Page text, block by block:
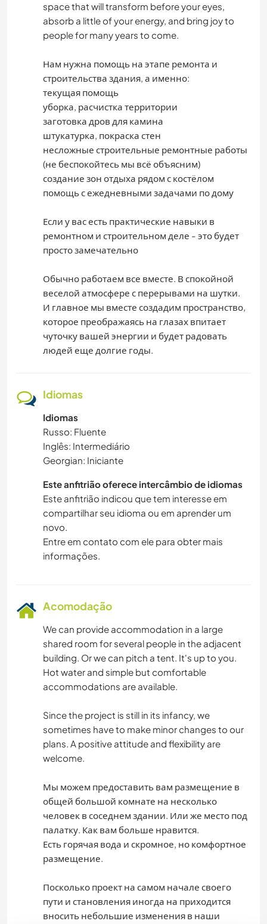
space that will transform before your eyes,
absorb a little of your energy, and bring joy to
people for many years to come.
Нам нужна помощь на этапе ремонта и
строительства здания, а именно:
текущая помощь
уборка, расчистка территории
заготовка дров для камина
штукатурка, покраска стен
несложные строительные ремонтные работы
(не беспокойтесь мы всё объясним)
создание зон отдыха рядом с костёлом
помощь с ежедневными задачами по дому
Если у вас есть практические навыки в
ремонтном и строительном деле - это будет
просто замечательно
Обычно работаем все вместе. В спокойной
веселой атмосфере с перерывами на шутки.
И главное мы вместе создадим пространство,
которое преображаясь на глазах впитает
чуточку вашей энергии и будет радовать
людей еще долгие годы.
Idiomas
Idiomas
Russo: Fluente
Inglês: Intermediário
Georgian: Iniciante
Este anfitrião oferece intercâmbio de idiomas
Este anfitrião indicou que tem interesse em
compartilhar seu idioma ou em aprender um
novo.
Entre em contato com ele para obter mais
informações.
Acomodação
We can provide accommodation in a large
shared room for several people in the adjacent
building. Or we can pitch a tent. It's up to you.
Hot water and simple but comfortable
accommodations are available.
Since the project is still in its infancy, we
sometimes have to make minor changes to our
plans. A positive attitude and flexibility are
welcome.
Мы можем предоставить вам размещение в
общей большой комнате на несколько
человек в соседнем здании. Или же место под
палатку. Как вам больше нравится.
Есть горячая вода и скромное, но комфортное
размещение.
Посколько проект на самом начале своего
пути и становления иногда на приходится
вносить небольшие изменения в наши